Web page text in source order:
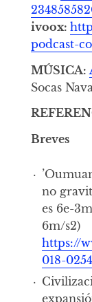
ivoox:
podcast-
MÚSICA:
Socas
Breves
no
es 6e-
6m/s2)
https://
018-